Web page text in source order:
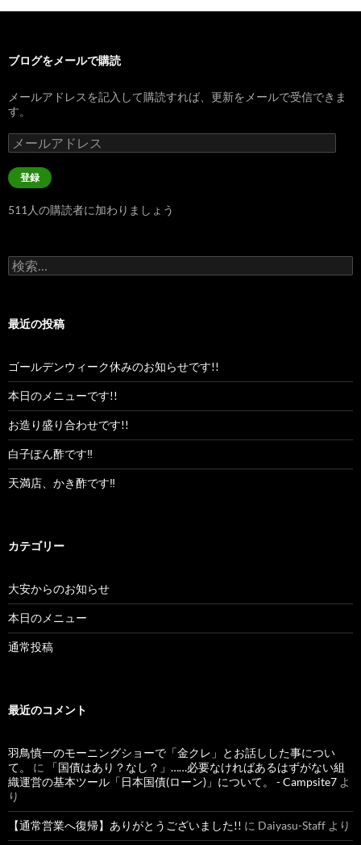
ブログをメールで購読
メールアドレスを記入して購読すれば、更新をメールで受信できま
す。
メ
ー
ル
ア
レ
登録
511人の購読者に加わりましょう
検
索:
最近の投稿
ゴールデンウィーク休みのお知らせです!!
本日のメニューです!!
お造り盛り合わせです!!
白子ぽん酢です‼︎
天満店、かき酢です‼︎
カテゴリー
大安からのお知らせ
本日のメニュー
通常投稿
最近のコメント
羽鳥慎一のモーニングショーで「金クレ」とお話しした事につい
て。
に
「国債はあり？なし？」……必要なければあるはずがない組
織運営の基本ツール「日本国債(ローン)」について。 - Campsite7 よ
り
【通常営業へ復帰】ありがとうございました!! に Daiyasu-Staff より